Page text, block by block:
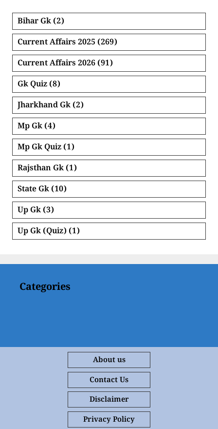
Bihar Gk (2)
Current Affairs 2025 (269)
Current Affairs 2026 (91)
Gk Quiz (8)
Jharkhand Gk (2)
Mp Gk (4)
Mp Gk Quiz (1)
Rajsthan Gk (1)
State Gk (10)
Up Gk (3)
Up Gk (Quiz) (1)
Categories
About us
Contact Us
Disclaimer
Privacy Policy